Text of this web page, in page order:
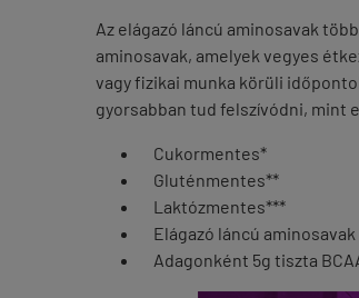
Az elágazó láncú aminosavak
aminosavak, amelyek vegyes
vagy fizikai munka körüli
gyorsabban tud felszívódni, mint
Cukormentes*
Gluténmentes**
Laktózmentes***
Elágazó láncú aminosavak
Adagonként 5g tiszta